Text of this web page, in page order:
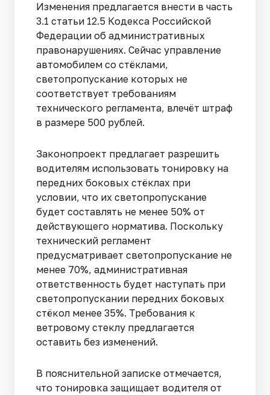
Изменения предлагается внести в часть
3.1 статьи 12.5 Кодекса Российской
Федерации об административных
правонарушениях. Сейчас управление
автомобилем со стёклами,
светопропускание которых не
соответствует требованиям
технического регламента, влечёт штраф
в размере 500 рублей.
Законопроект предлагает разрешить
водителям использовать тонировку на
передних боковых стёклах при
условии, что их светопропускание
будет составлять не менее 50% от
действующего норматива. Поскольку
технический регламент
предусматривает светопропускание не
менее 70%, административная
ответственность будет наступать при
светопропускании передних боковых
стёкол менее 35%. Требования к
ветровому стеклу предлагается
оставить без изменений.
В пояснительной записке отмечается,
что тонировка защищает водителя от